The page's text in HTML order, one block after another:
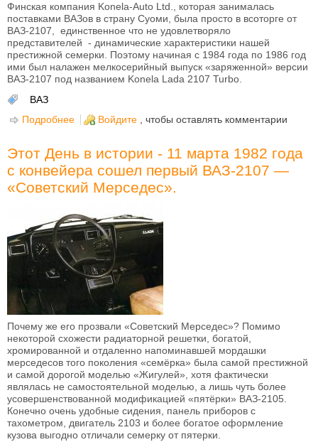
Финская компания Konela-Auto Ltd., которая занималась
поставками ВАЗов в страну Суоми, была просто в всоторге от
ВАЗ-2107, единственное что не удовлетворяло
представителей - динамические характеристики нашей
престижной семерки. Поэтому начиная с 1984 года по 1986 год
ими был налажен мелкосерийный выпуск «заряженной» версии
ВАЗ-2107 под названием Konela Lada 2107 Turbo.
ВАЗ
Подробнее о Konela Lada 2107 Turbo или турбированная
Войдите , чтобы оставлять комментарии
Этот День в истории - 11 марта 1982 года
с конвейера сошел первый ВАЗ-2107 —
«Советский Мерседес».
Почему же его прозвали «Советский Мерседес»? Помимо
некоторой схожести радиаторной решетки, богатой,
хромированной и отдаленно напоминавшей мордашки
мерседесов того поколения «семёрка» была самой престижной
и самой дорогой моделью «Жигулей», хотя фактически
являлась не самостоятельной моделью, а лишь чуть более
усовершенствованной модификацией «пятёрки» ВАЗ-2105.
Конечно очень удобные сидения, панель приборов с
тахометром, двигатель 2103 и более богатое оформление
кузова выгодно отличали семерку от пятерки.